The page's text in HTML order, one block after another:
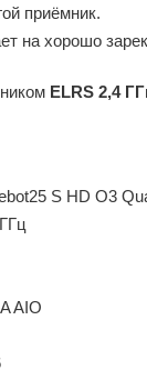
приёмник.
на хорошо
ELRS 2,4
S HD O3
AIO